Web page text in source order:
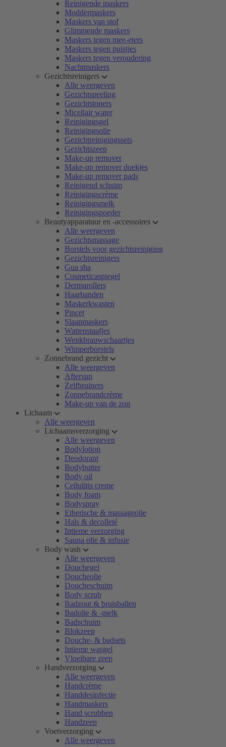
Reinigende maskers
Moddermaskers
Maskers van stof
Glimmende maskers
Maskers tegen mee-eters
Maskers tegen puistjes
Maskers tegen veroudering
Nachtmaskers
Gezichtsreinigers
Alle weergeven
Gezichtspeeling
Gezichtstoners
Micellair water
Reinigingsgel
Reinigingsolie
Gezichtreinigingssets
Gezichtszeep
Make-up remover
Make-up remover doekjes
Make-up remover pads
Reinigend schuim
Reinigingscrème
Reinigingsmelk
Reinigingspoeder
Beautyapparatuur en -accessoires
Alle weergeven
Gezichtsmassage
Borstels voor gezichtsreiniging
Gezichtsreinigers
Gua sha
Cosmeticaspiegel
Dermarollers
Haarbanden
Maskerkwasten
Pincet
Slaapmaskers
Wattenstaafjes
Wenkbrauwschaartjes
Wimperborstels
Zonnebrand gezicht
Alle weergeven
Aftersun
Zelfbruiners
Zonnebrandcrème
Make-up van de zon
Lichaam
Alle weergeven
Lichaamsverzorging
Alle weergeven
Bodylotion
Deodorant
Bodybutter
Body oil
Cellulitis creme
Body foam
Bodyspray
Etherische & massageolie
Hals & decolleté
Intieme verzorging
Sauna olie & infusie
Body wash
Alle weergeven
Douchegel
Doucheolie
Doucheschuim
Body scrub
Badzout & bruisballen
Badolie & -melk
Badschuim
Blokzeep
Douche- & badsets
Intieme wasgel
Vloeibare zeep
Handverzorging
Alle weergeven
Handcrème
Handdesinfectie
Handmaskers
Hand scrubben
Handzeep
Voetverzorging
Alle weergeven